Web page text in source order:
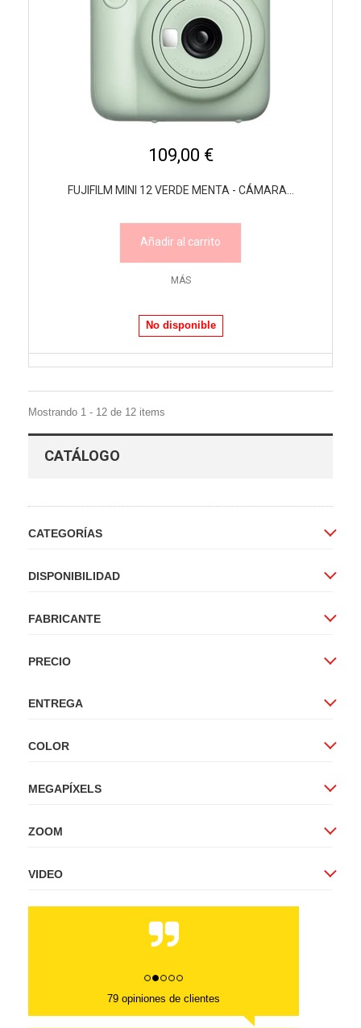
109,00 €
FUJIFILM MINI 12 VERDE MENTA - CÁMARA...
Añadir al carrito
MÁS
No disponible
Mostrando 1 - 12 de 12 items
CATÁLOGO
CATEGORÍAS
DISPONIBILIDAD
FABRICANTE
PRECIO
ENTREGA
COLOR
MEGAPÍXELS
ZOOM
VIDEO
79 opiniones de clientes